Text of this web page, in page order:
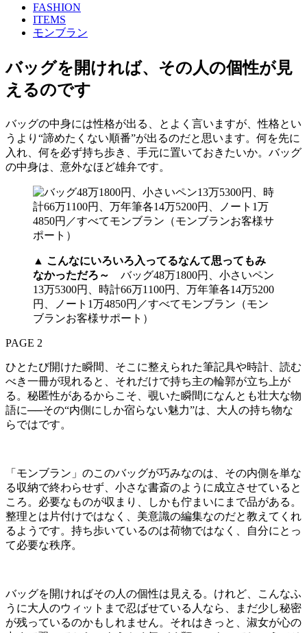
FASHION
ITEMS
モンブラン
バッグを開ければ、その人の個性が見
えるのです
バッグの中身には性格が出る、とよく言いますが、性格とい
うより“諦めたくない順番”が出るのだと思います。何を先に
入れ、何を必ず持ち歩き、手元に置いておきたいか。バッグ
の中身は、意外なほど雄弁です。
▲ こんなにいろいろ入ってるなんて思ってもみ
なかっただろ～
バッグ48万1800円、小さいペン
13万5300円、時計66万1100円、万年筆各14万5200
円、ノート1万4850円／すべてモンブラン（モン
ブランお客様サポート）
PAGE 2
ひとたび開けた瞬間、そこに整えられた筆記具や時計、読む
べき一冊が現れると、それだけで持ち主の輪郭が立ち上が
る。秘匿性があるからこそ、覗いた瞬間になんとも壮大な物
語に──その“内側にしか宿らない魅力”は、大人の持ち物な
らではです。
「モンブラン」のこのバッグが巧みなのは、その内側を単な
る収納で終わらせず、小さな書斎のように成立させていると
ころ。必要なものが収まり、しかも佇まいにまで品がある。
整理とは片付けではなく、美意識の編集なのだと教えてくれ
るようです。持ち歩いているのは荷物ではなく、自分にとっ
て必要な秩序。
バッグを開ければその人の個性は見える。けれど、こんなふ
うに大人のウィットまで忍ばせている人なら、まだ少し秘密
が残っているのかもしれません。それはきっと、淑女が心の